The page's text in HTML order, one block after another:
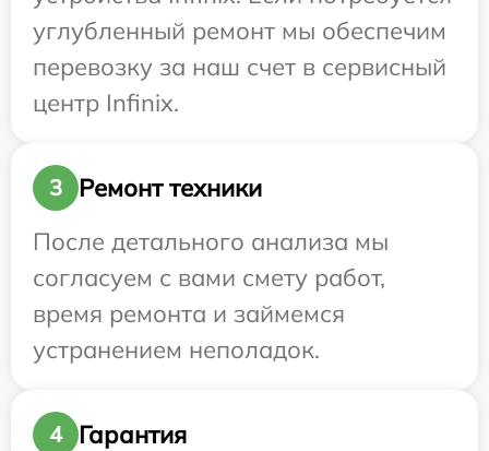
углубленный ремонт мы обеспечим
перевозку за наш счет в сервисный
центр Infinix.
3
Ремонт техники
После детального анализа мы
согласуем с вами смету работ,
время ремонта и займемся
устранением неполадок.
4
Гарантия